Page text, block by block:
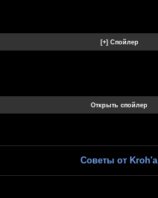
Советы от Kroh'а